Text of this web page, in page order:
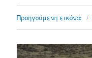
Προηγούμενη εικόνα